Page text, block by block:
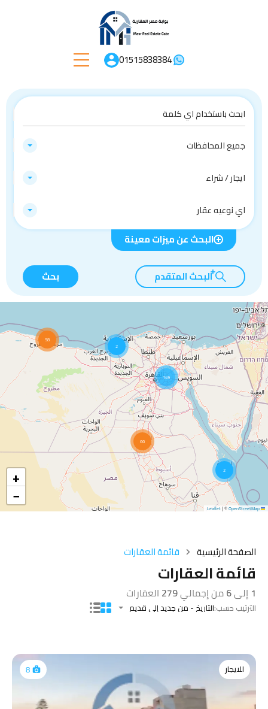
01515838384
جميع المحافظات
ايجار / شراء
اي نوعيه عقار
البحث عن ميزات معينة
البحث المتقدم بحث
2
58
2
66
149
+
−
Leaflet
|©OpenStreetMap
الصفحة الرئيسية قائمة العقارات
قائمة العقارات
1 إلى6من إجمالي279 العقارات
الترتيب حسب:التاريخ - من جديد إلى قديم
للايجار 8